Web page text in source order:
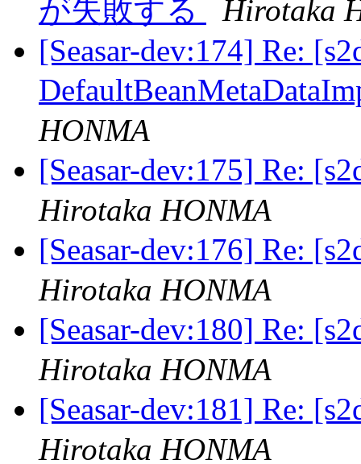
が失敗する
Hirotaka
[Seasar-dev:174] Re:
HONMA
[Seasar-dev:175] Re:
Hirotaka HONMA
[Seasar-dev:176] Re:
Hirotaka HONMA
[Seasar-dev:180] Re:
Hirotaka HONMA
[Seasar-dev:181] Re:
Hirotaka HONMA